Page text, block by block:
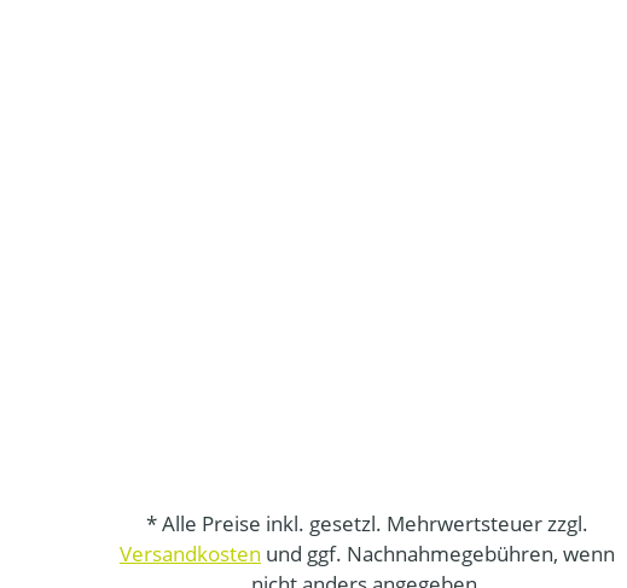
* Alle Preise inkl. gesetzl. Mehrwertsteuer zzgl.
Versandkosten und ggf. Nachnahmegebühren, wenn